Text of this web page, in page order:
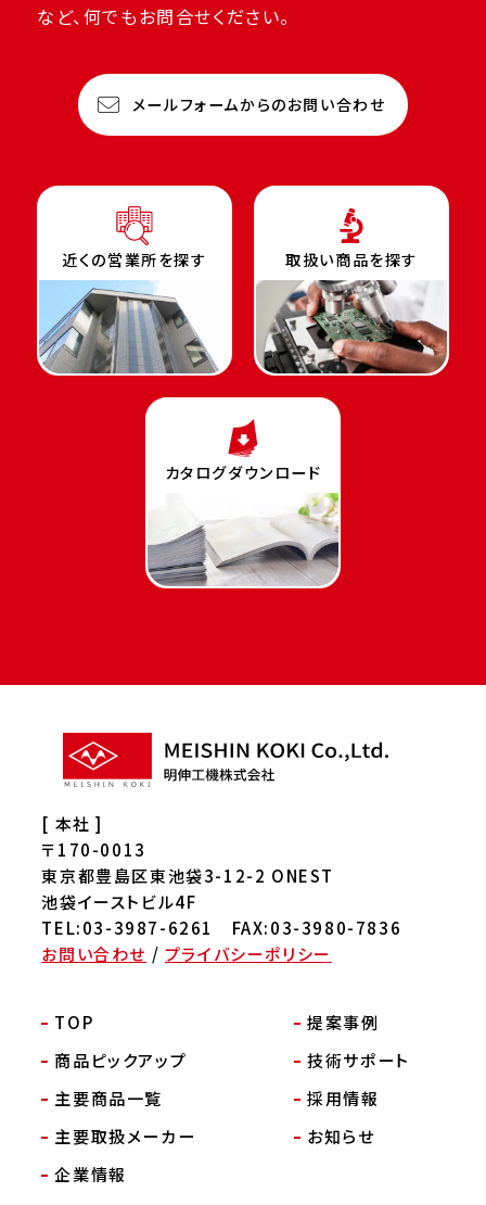
など、何でもお問合せください。
メールフォームからのお問い合わせ
近くの営業所を探す 取扱い商品を探す
カタログダウンロード
[ 本社 ]
〒170-0013
東京都豊島区東池袋3-12-2 ONEST
池袋イーストビル4F
TEL:03-3987-6261 FAX:03-3980-7836
お問い合わせ / プライバシーポリシー
TOP
提案事例
商品ピックアップ
技術サポート
主要商品一覧
採用情報
主要取扱メーカー
お知らせ
企業情報